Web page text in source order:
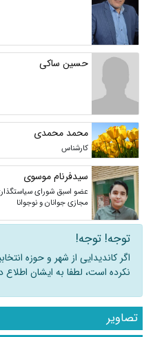
حسین ساکی
محمد محمدی
کارشناس
سیدفرنام موسوی
عضو اسبق شورای
مجازی جوانان و نوجوانا
توجه! توجه!
اگر کاندیدایی از شهر و حوزه
نکرده است، لطفا به ایشان اطلاع
تصاویر